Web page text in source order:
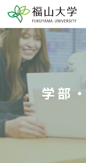
学部